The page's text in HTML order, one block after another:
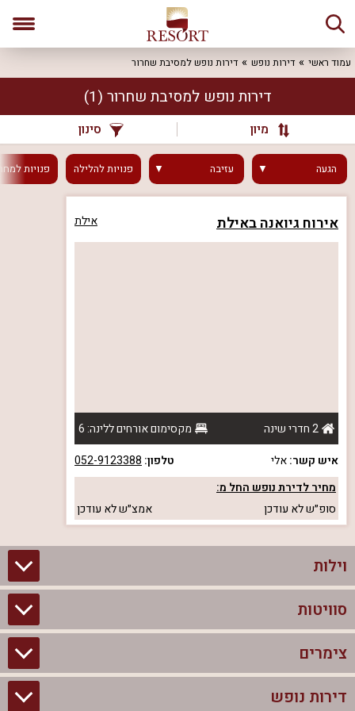
עמוד ראשי דירות נופש דירות נופש למסיבת שחרור
דירות נופש למסיבת שחרור (1)
מיון סינון
הגעה עזיבה פנויותלהלילה פנויות
אירוח גיואנה באילת אילת
2 חדרי שינה
מקסימום אורחים ללינה: 6
איש קשר:אלי טלפון: 052-9123388
מחיר לדירת נופש החל מ:
סופ״שלא עודכן אמצ״שלא עודכן
וילות
וילות בצפון
וילות להשכרה
סוויטות
סוויטות בצפון
צימרים לזוגות עם בריכה פרטית
צימרים
צימרים בצפון
דירות נופש